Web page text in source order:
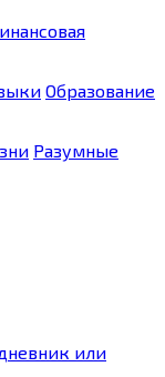
Образование
Разумные
или